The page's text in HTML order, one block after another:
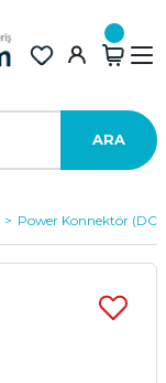
ARA
Power Konnektör (DC)